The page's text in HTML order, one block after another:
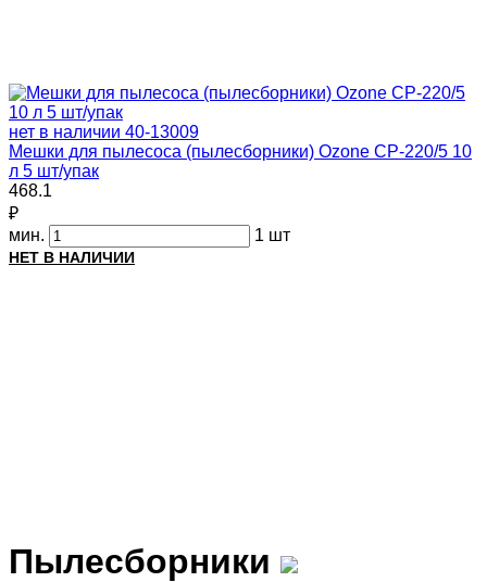
нет в наличии 40-13009
Мешки для пылесоса (пылесборники) Ozone CP-220/5 10
л 5 шт/упак
468.1
₽
мин.
1 шт
НЕТ В НАЛИЧИИ
Пылесборники